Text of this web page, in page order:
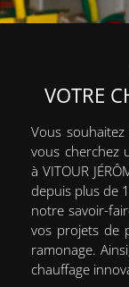
02 41
49520
du
08h00 -
VOTRE
Vous
vous cherchez
à VITOUR
depuis plus de
notre savoir-
vos projets de
ramonage.
chauffage